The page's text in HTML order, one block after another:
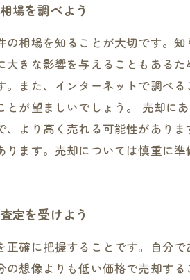
場を調べよう
相場を知ることが大切です。
きな影響を与えることもある
また、インターネットで調べ
が望ましいでしょう。 売却に
より高く売れる可能性があり
ます。売却については慎重に準
定を受けよう
確に把握することです。自分
想像よりも低い価格で売却す